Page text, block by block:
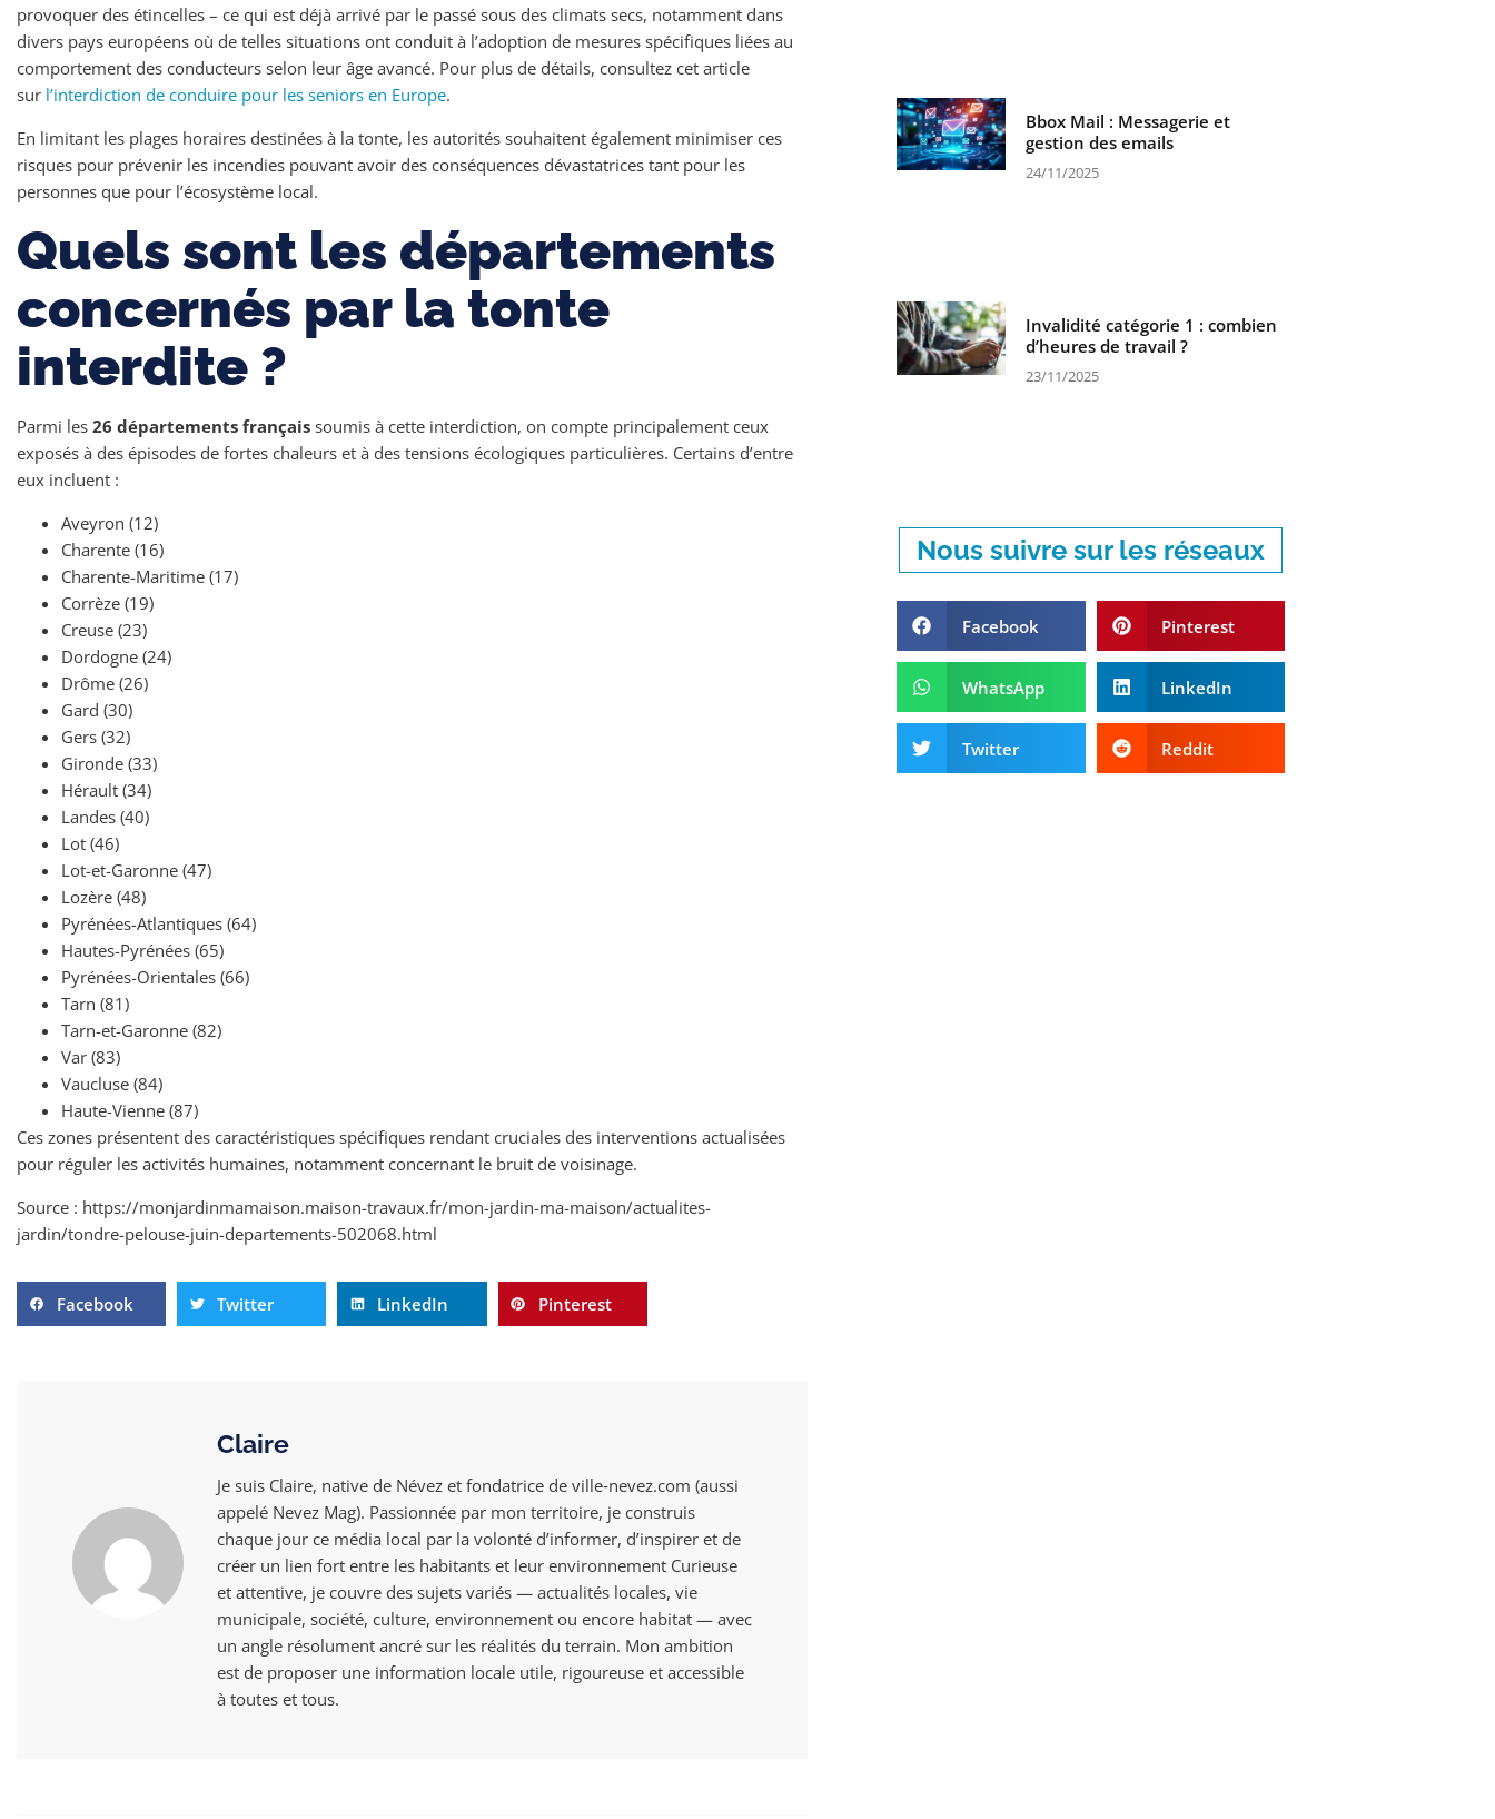
provoquer des étincelles – ce qui est déjà arrivé par le passé sous des climats secs, notamment dans
divers pays européens où de telles situations ont conduit à l’adoption de mesures spécifiques liées au
comportement des conducteurs selon leur âge avancé. Pour plus de détails, consultez cet article
sur l’interdiction de conduire pour les seniors en Europe.
En limitant les plages horaires destinées à la tonte, les autorités souhaitent également minimiser ces
risques pour prévenir les incendies pouvant avoir des conséquences dévastatrices tant pour les
personnes que pour l’écosystème local.
Quels sont les départements
concernés par la tonte
interdite ?
Parmi les 26 départements français soumis à cette interdiction, on compte principalement ceux
exposés à des épisodes de fortes chaleurs et à des tensions écologiques particulières. Certains d’entre
eux incluent :
Aveyron (12)
Charente (16)
Charente-Maritime (17)
Corrèze (19)
Creuse (23)
Dordogne (24)
Drôme (26)
Gard (30)
Gers (32)
Gironde (33)
Hérault (34)
Landes (40)
Lot (46)
Lot-et-Garonne (47)
Lozère (48)
Pyrénées-Atlantiques (64)
Hautes-Pyrénées (65)
Pyrénées-Orientales (66)
Tarn (81)
Tarn-et-Garonne (82)
Var (83)
Vaucluse (84)
Haute-Vienne (87)
Ces zones présentent des caractéristiques spécifiques rendant cruciales des interventions actualisées
pour réguler les activités humaines, notamment concernant le bruit de voisinage.
Source : https://monjardinmamaison.maison-travaux.fr/mon-jardin-ma-maison/actualites-
jardin/tondre-pelouse-juin-departements-502068.html
Facebook Twitter LinkedIn Pinterest
Claire
Je suis Claire, native de Névez et fondatrice de ville‑nevez.com (aussi
appelé Nevez Mag). Passionnée par mon territoire, je construis
chaque jour ce média local par la volonté d’informer, d’inspirer et de
créer un lien fort entre les habitants et leur environnement Curieuse
et attentive, je couvre des sujets variés — actualités locales, vie
municipale, société, culture, environnement ou encore habitat — avec
un angle résolument ancré sur les réalités du terrain. Mon ambition
est de proposer une information locale utile, rigoureuse et accessible
à toutes et tous.
Bbox Mail : Messagerie et
gestion des emails
24/11/2025
Invalidité catégorie 1 : combien
d’heures de travail ?
23/11/2025
Nous suivre sur les réseaux
Facebook Pinterest
WhatsApp LinkedIn
Twitter Reddit